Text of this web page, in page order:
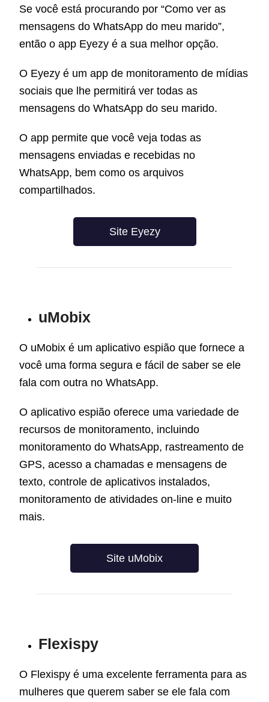
Se você está procurando por “Como ver as
mensagens do WhatsApp do meu marido”,
então o app Eyezy é a sua melhor opção.
O Eyezy é um app de monitoramento de mídias
sociais que lhe permitiráver todas as
mensagens do WhatsApp do seu marido.
O app permite que você veja todas as
mensagens enviadas e recebidas no
WhatsApp, bem como os arquivos
compartilhados.
Site Eyezy
uMobix
O uMobix é um aplicativo espião que fornece a
você uma forma segura e fácil de saber se ele
fala com outra no WhatsApp.
O aplicativo espião oferece uma variedade de
recursos de monitoramento, incluindo
monitoramento do WhatsApp, rastreamento de
GPS, acesso a chamadas e mensagens de
texto, controle de aplicativos instalados,
monitoramento de atividades on-line e muito
mais.
Site uMobix
Flexispy
O Flexispy é uma excelente ferramenta para as
mulheres que querem saber se ele fala com